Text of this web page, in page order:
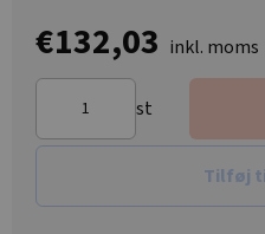
€132,03 inkl. moms
st
Tilføj